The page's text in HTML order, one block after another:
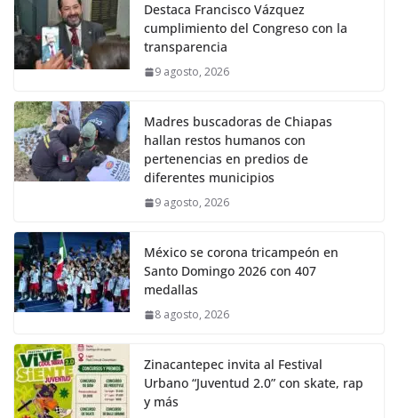
Destaca Francisco Vázquez
cumplimiento del Congreso con la
transparencia
9 agosto, 2026
Madres buscadoras de Chiapas
hallan restos humanos con
pertenencias en predios de
diferentes municipios
9 agosto, 2026
México se corona tricampeón en
Santo Domingo 2026 con 407
medallas
8 agosto, 2026
Zinacantepec invita al Festival
Urbano “Juventud 2.0” con skate, rap
y más